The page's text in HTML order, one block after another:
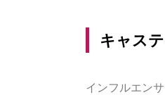
キャス
インフルエン